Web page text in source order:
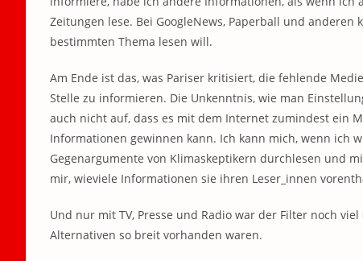
Zeitungen lese. Bei GoogleNews, Paperball und
bestimmten Thema lesen will.
Am Ende ist das, was Pariser kritisiert, die fehlende
Stelle zu informieren. Die Unkenntnis, wie man
auch nicht auf, dass es mit dem Internet zumindest ein
Informationen gewinnen kann. Ich kann mich, wenn ich
Gegenargumente von Klimaskeptikern durchlesen und
mir, wieviele Informationen sie ihren Leser_innen
Und nur mit TV, Presse und Radio war der Filter noch
Alternativen so breit vorhanden waren.